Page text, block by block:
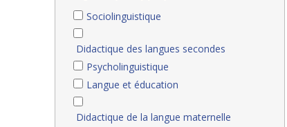
Sociolinguistique
Didactique des langues secondes
Psycholinguistique
Langue et éducation
Didactique de la langue maternelle